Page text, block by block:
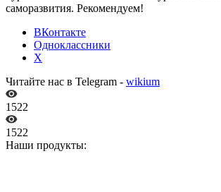
саморазвития. Рекомендуем!
ВКонтакте
Одноклассники
X
Читайте нас в Telegram - wikium
1522
1522
Наши продукты: